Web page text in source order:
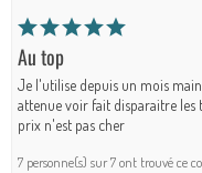
Au top
Je l'utilise depuis un mois
attenue voir fait disparaitre les
prix n'est pas cher
7 personne(s) sur 7 ont trouvé ce